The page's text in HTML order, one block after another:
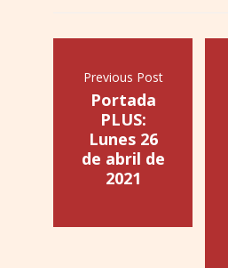
Previous Post
Portada
PLUS:
Lunes 26
de abril de
2021